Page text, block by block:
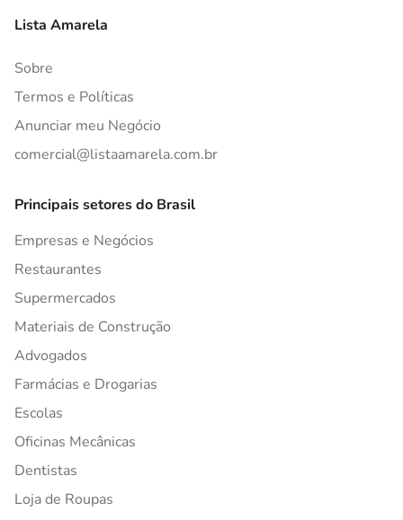
Lista Amarela
Sobre
Termos e Políticas
Anunciar meu Negócio
comercial@listaamarela.com.br
Principais setores do Brasil
Empresas e Negócios
Restaurantes
Supermercados
Materiais de Construção
Advogados
Farmácias e Drogarias
Escolas
Oficinas Mecânicas
Dentistas
Loja de Roupas